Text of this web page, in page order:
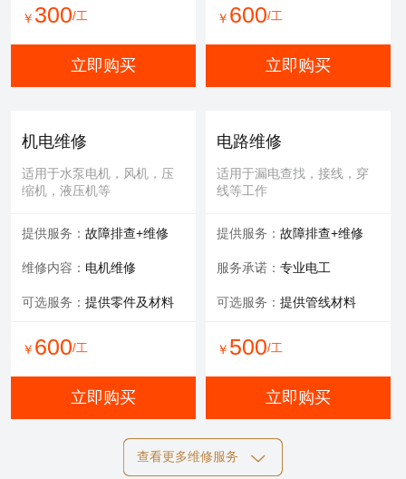
￥ 300/工
立即购买
￥ 600/工
立即购买
机电维修
适用于水泵电机，风机，压
缩机，液压机等
提供服务： 故障排查+维修
维修内容： 电机维修
可选服务： 提供零件及材料
￥ 600/工
立即购买
电路维修
适用于漏电查找，接线，穿
线等工作
提供服务： 故障排查+维修
服务承诺： 专业电工
可选服务： 提供管线材料
￥ 500/工
立即购买
膜清洗
查看更多维修服务